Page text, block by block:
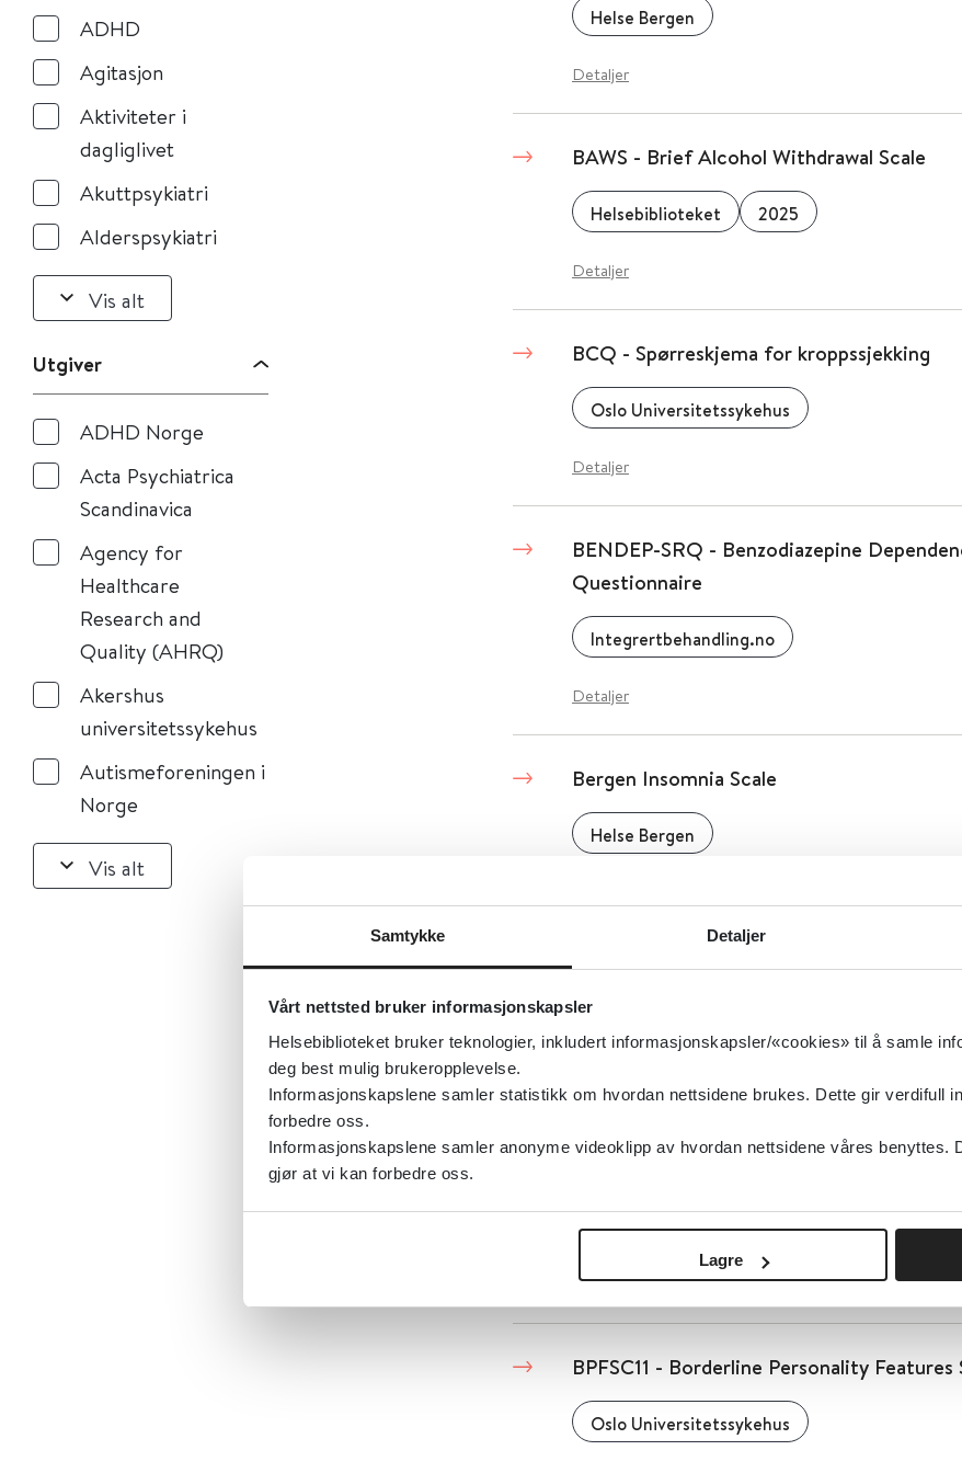
Samtykke Detaljer
Vårt nettsted bruker informasjonskapsler
Helsebiblioteket bruker teknologier, inkludert informasjonskapsler/«cookies» til å samle
deg best mulig brukeropplevelse.
Informasjonskapslene samler statistikk om hvordan nettsidene brukes. Dette gir verdifull
forbedre oss.
Informasjonskapslene samler anonyme videoklipp av hvordan nettsidene våres benyttes.
gjør at vi kan forbedre oss.
Lagre
ADHD
Agitasjon
Aktiviteter i
dagliglivet
Akuttpsykiatri
Alderspsykiatri
Vis alt
Utgiver
ADHD Norge
Acta Psychiatrica
Scandinavica
Agency for
Healthcare
Research and
Quality (AHRQ)
Akershus
universitetssykehus
Autismeforeningen i
Norge
Vis alt
Helse Bergen
Detaljer
BAWS - Brief Alcohol Withdrawal Scale
Helsebiblioteket 2025
Detaljer
BCQ - Spørreskjema for kroppssjekking
Oslo Universitetssykehus
Detaljer
BENDEP-SRQ - Benzodiazepine
Questionnaire
Integrertbehandling.no
Detaljer
Bergen Insomnia Scale
Helse Bergen
Berlin Questionnaire
Haukeland Universitetssykehus
Detaljer
Haukeland Universitetssykehus
Detaljer
BPFSC11 - Borderline Personality
Oslo Universitetssykehus